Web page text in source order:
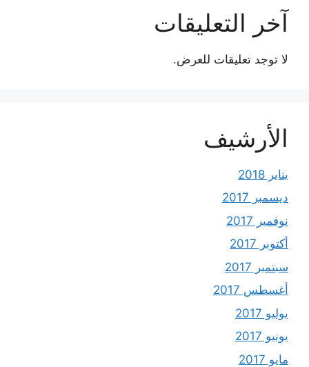
آخر التعليقات
لا توجد تعليقات للعرض.
الأرشيف
يناير 2018
ديسمبر 2017
نوفمبر 2017
أكتوبر 2017
سبتمبر 2017
أغسطس 2017
يوليو 2017
يونيو 2017
مايو 2017